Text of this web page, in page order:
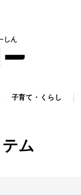
子育て・くらし
ム